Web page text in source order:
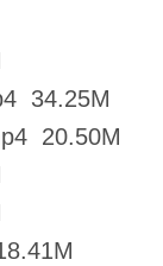
34.25M
20.50M